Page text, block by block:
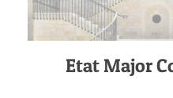
Etat Major